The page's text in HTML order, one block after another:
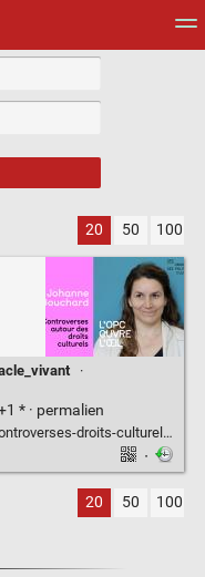
20 50 100
·
* · permalien
droits-culturels/
·
20 50 100